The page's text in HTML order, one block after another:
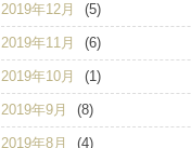
2019年12月 (5)
2019年11月 (6)
2019年10月 (1)
2019年9月 (8)
2019年8月 (4)